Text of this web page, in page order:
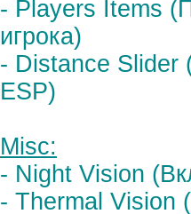
- Players Items
игрока)
- Distance Slider
ESP)
Misc:
- Night Vision
- Thermal Vision